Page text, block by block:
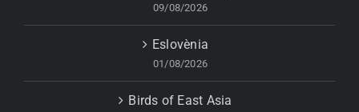
09/08/2026
Eslovènia
01/08/2026
Birds of East Asia